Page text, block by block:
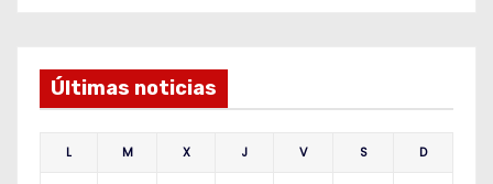
Últimas noticias
L M X J V S D